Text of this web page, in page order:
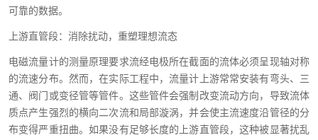
可靠的数据。
上游直管段：消除扰动，重塑理想流态
电磁流量计的测量原理要求流经电极所在截面的流体必须呈现轴对称
的流速分布。然而，在实际工程中，流量计上游常常安装有弯头、三
通、阀门或变径管等管件。这些管件会强制改变流动方向，导致流体
质点产生强烈的横向二次流和局部漩涡，并会使主流速度沿管径的分
布变得严重扭曲。如果没有足够长度的上游直管段，这种被显著扰乱